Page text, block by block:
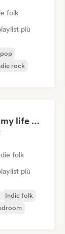
folk
più
rock
romanticizing my life 💌🧚‍♀️💗🌨
folk
più
Indie folk